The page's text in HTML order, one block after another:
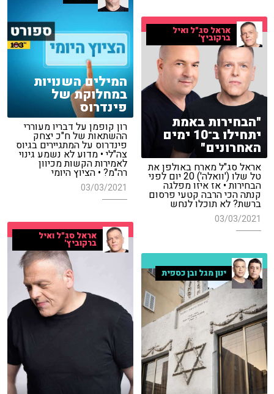
המילים השנויות
במחלוקת של
פינדרוס
רון קופמן על דבריו מעוררי
ההשתאות של ח"כ יצחק
פינדרוס על המתגיירים בגיוס
צה"לי • מדוע לא נשמע גינוי
לאמירות הקשות מכיוון
רה"מ? • הציוץ היומי
03/03/2021
אראל סג"ל ואיל
ברקוביץ'
"הבחירות באמת
יתחילו ב־10 ימים
האחרונים"
אראל סג"ל מארח באולפן את
טל שלו ('וואלה') 20 יום לפני
הבחירות • אז איזו מפלגה
קנתה הכי הרבה קטעי פרסום
ברשת? לא תוכלו לנחש
03/03/2021
אראל סג"ל ואיל
ברקוביץ'
ינון מגל ובן כספית